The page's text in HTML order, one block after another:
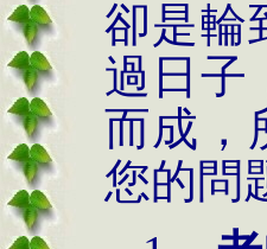
卻是輪
過日子
而成，
您的問